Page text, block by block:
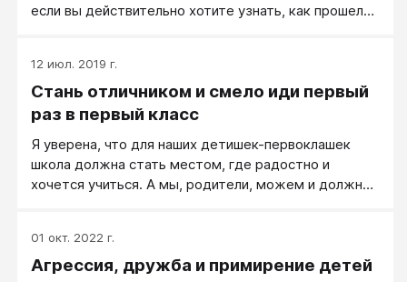
если вы действительно хотите узнать, как прошел
подробно.
12 июл. 2019 г.
Стань отличником и смело иди первый
раз в первый класс
Я уверена, что для наших детишек-первоклашек
школа должна стать местом, где радостно и
хочется учиться. А мы, родители, можем и должны
хорошо. Предлагаю попробовать и вам, это совсем
несложно, а детям нравится!
01 окт. 2022 г.
Агрессия, дружба и примирение детей